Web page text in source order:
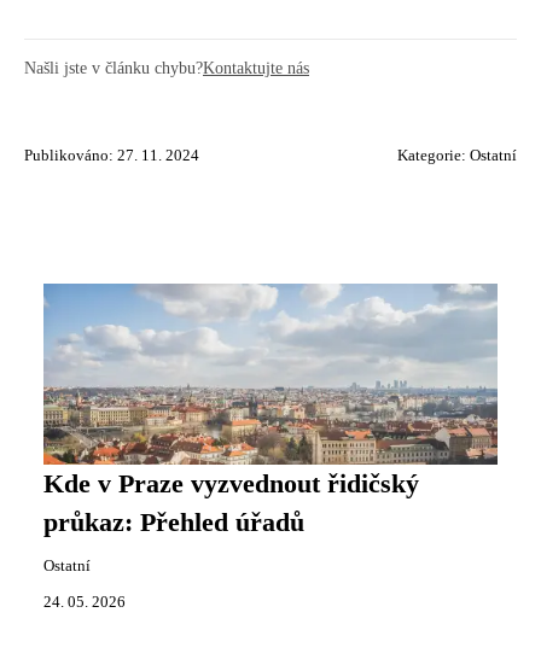
Našli jste v článku chybu?Kontaktujte nás
Publikováno: 27. 11. 2024 Kategorie: Ostatní
Kde v Praze vyzvednout řidičský
průkaz: Přehled úřadů
Ostatní
24. 05. 2026